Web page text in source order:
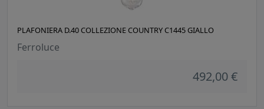
PLAFONIERA D.40 COLLEZIONE COUNTRY C1445 GIALLO
Ferroluce
492,00 €